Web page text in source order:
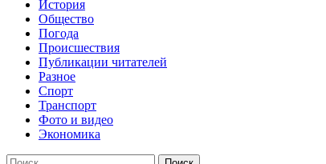
История
Общество
Погода
Происшествия
Публикации читателей
Разное
Спорт
Транспорт
Фото и видео
Экономика